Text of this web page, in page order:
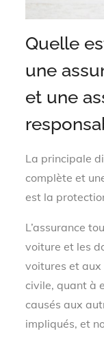
Quelle
une
et une
La principale
complète et
est la
L’assurance
voiture et les
voitures et aux
civile, quant à
causés aux
impliqués, et